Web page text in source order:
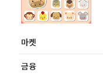
마켓
금융